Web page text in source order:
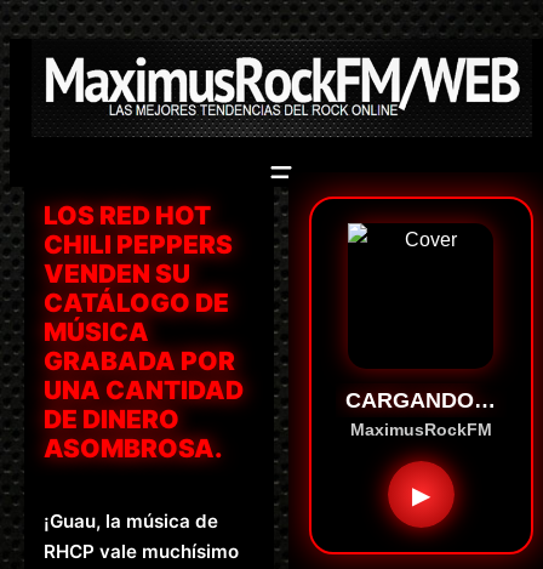
Saltar
contenido
LOS RED HOT
CHILI PEPPERS
VENDEN SU
CATÁLOGO DE
MÚSICA
GRABADA POR
UNA CANTIDAD
DE DINERO
ASOMBROSA.
¡Guau, la música de
RHCP vale muchísimo
CARGANDO…
MaximusRockFM
▶